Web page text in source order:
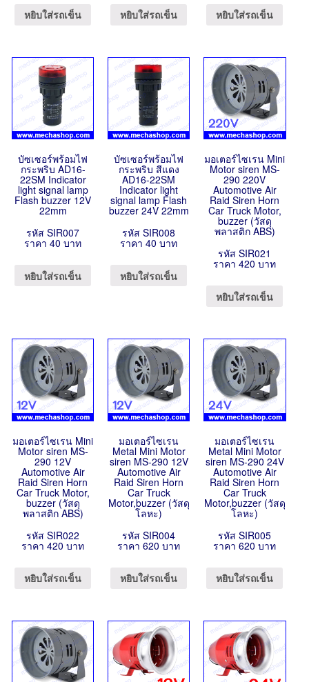
หยิบใส่รถเข็น หยิบใส่รถเข็น หยิบใส่รถเข็น
บัซเซอร์พร้อมไฟ
กระพริบ AD16-
22SM Indicator
light signal lamp
Flash buzzer 12V
22mm
รหัส SIR007
ราคา 40 บาท
หยิบใส่รถเข็น
บัซเซอร์พร้อมไฟ
กระพริบ สีแดง
AD16-22SM
Indicator light
signal lamp Flash
buzzer 24V 22mm
รหัส SIR008
ราคา 40 บาท
หยิบใส่รถเข็น
มอเตอร์ไซเรน Mini
Motor siren MS-
290 220V
Automotive Air
Raid Siren Horn
Car Truck Motor,
buzzer (วัสดุ
พลาสติก ABS)
รหัส SIR021
ราคา 420 บาท
หยิบใส่รถเข็น
มอเตอร์ไซเรน Mini
Motor siren MS-
290 12V
Automotive Air
Raid Siren Horn
Car Truck Motor,
buzzer (วัสดุ
พลาสติก ABS)
รหัส SIR022
ราคา 420 บาท
หยิบใส่รถเข็น
มอเตอร์ไซเรน
Metal Mini Motor
siren MS-290 12V
Automotive Air
Raid Siren Horn
Car Truck
Motor,buzzer (วัสดุ
โลหะ)
รหัส SIR004
ราคา 620 บาท
หยิบใส่รถเข็น
มอเตอร์ไซเรน
Metal Mini Motor
siren MS-290 24V
Automotive Air
Raid Siren Horn
Car Truck
Motor,buzzer (วัสดุ
โลหะ)
รหัส SIR005
ราคา 620 บาท
หยิบใส่รถเข็น